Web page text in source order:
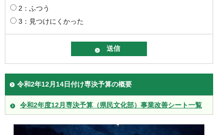
2：ふつう
3：見つけにくかった
令和2年12月14日付け専決予算の概要
令和2年度12月専決予算（県民文化部）事業改善シート一覧